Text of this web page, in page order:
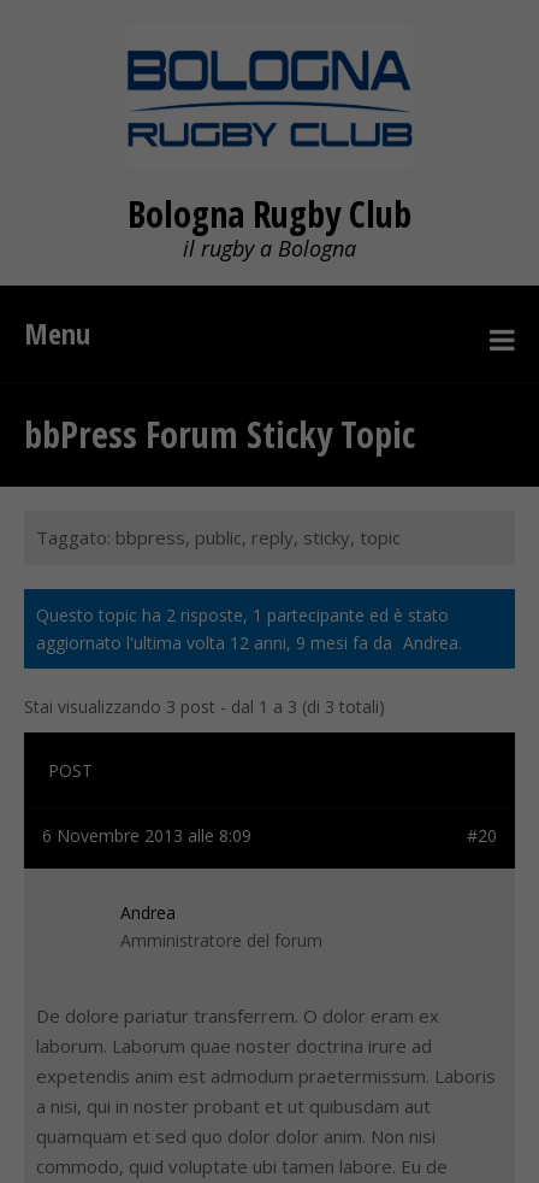
Bologna Rugby Club
il rugby a Bologna
Menu
bbPress Forum Sticky Topic
Taggato: bbpress, public, reply, sticky, topic
Questo topic ha 2 risposte, 1 partecipante ed è stato
aggiornato l'ultima volta 12 anni, 9 mesi fa da Andrea.
Stai visualizzando 3 post - dal 1 a 3 (di 3 totali)
POST
6 Novembre 2013 alle 8:09 #20
Andrea
Amministratore del forum
De dolore pariatur transferrem. O dolor eram ex
laborum. Laborum quae noster doctrina irure ad
expetendis anim est admodum praetermissum. Laboris
a nisi, qui in noster probant et ut quibusdam aut
quamquam et sed quo dolor dolor anim. Non nisi
commodo, quid voluptate ubi tamen labore. Eu de